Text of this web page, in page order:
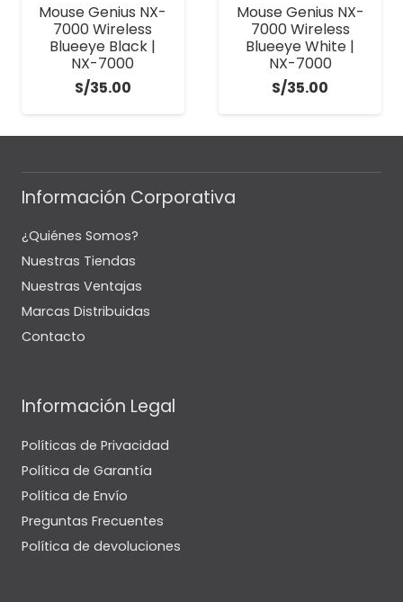
Mouse Genius NX-
7000 Wireless
Blueeye Black |
NX-7000
S/35.00
Mouse Genius NX-
7000 Wireless
Blueeye White |
NX-7000
S/35.00
Información Corporativa
¿Quiénes Somos?
Nuestras Tiendas
Nuestras Ventajas
Marcas Distribuidas
Contacto
Información Legal
Políticas de Privacidad
Política de Garantía
Política de Envío
Preguntas Frecuentes
Política de devoluciones